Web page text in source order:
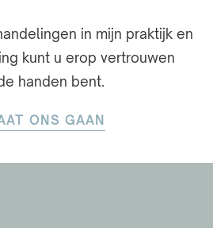
in mijn praktijk en
kunt u erop vertrouwen
handen bent.
ONS GAAN